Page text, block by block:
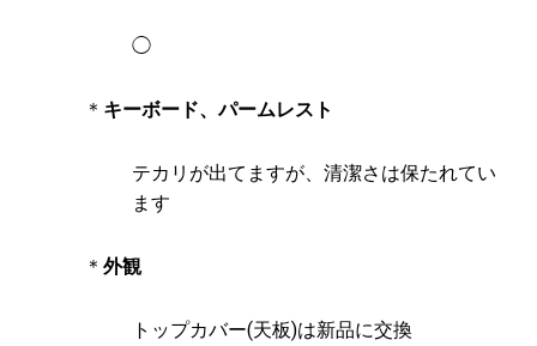
◯
＊ キーボード、パームレスト
テカリが出てますが、清潔さは保たれてい
ます
＊ 外観
トップカバー(天板)は新品に交換